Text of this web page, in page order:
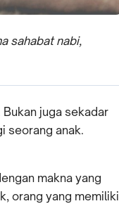
sahabat nabi,
juga sekadar
seorang anak.
makna yang
orang yang memiliki